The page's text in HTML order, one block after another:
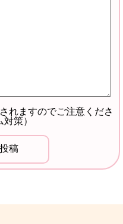
れますのでご注意くださ
策）